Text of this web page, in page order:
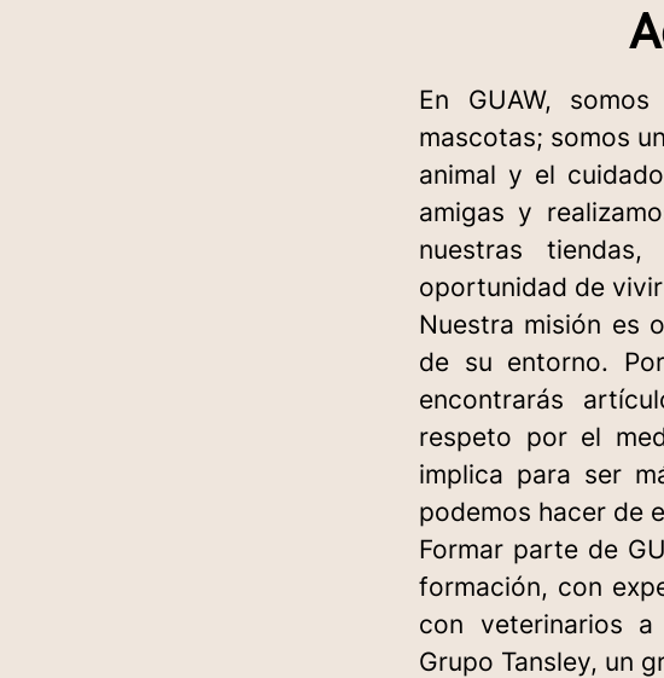
En GUAW,
mascotas; somos
animal y el
amigas y
nuestras
oportunidad de
Nuestra misión es
de su entorno.
encontrarás
respeto por el
implica para ser
podemos hacer de
Formar parte de
formación, con
con veterinarios
Grupo Tansley, un